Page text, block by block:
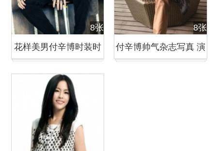
8张
花样美男付辛博时装时
8张
付辛博帅气杂志写真 演